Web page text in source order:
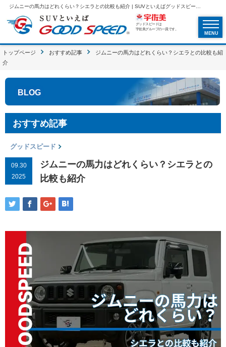
グッドスピードは
宇佐美グループの一員です。
MENU
トップページ おすすめ記事
ジムニーの馬力はどれくらい？シエラとの比較も紹
介
BLOG
おすすめ記事
グッドスピード
09.30
2025
ジムニーの馬力はどれくらい？シエラとの
比較も紹介